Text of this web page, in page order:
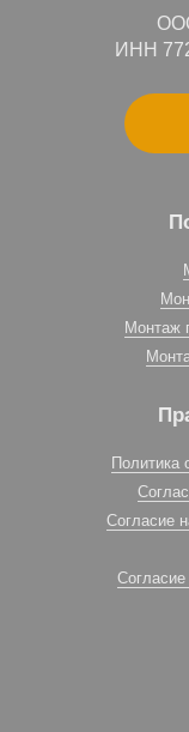
ИНН
Монтаж
Политика
Согласие